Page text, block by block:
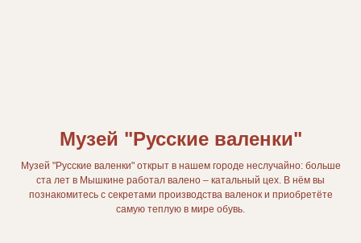
Музей "Русские валенки"
Музей "Русские валенки" открыт в нашем городе неслучайно: больше
ста лет в Мышкине работал валено – катальный цех. В нём вы
познакомитесь с секретами производства валенок и приобретёте
самую теплую в мире обувь.